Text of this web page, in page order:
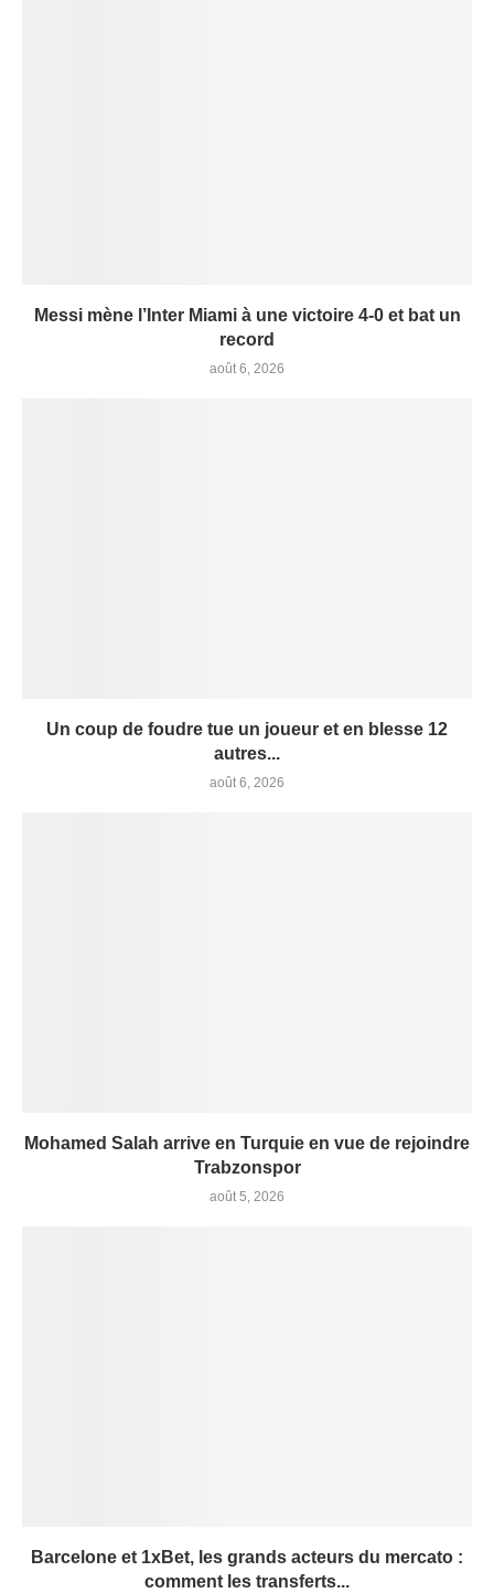
Messi mène l’Inter Miami à une victoire 4-0 et bat un
record
août 6, 2026
Un coup de foudre tue un joueur et en blesse 12
autres...
août 6, 2026
Mohamed Salah arrive en Turquie en vue de rejoindre
Trabzonspor
août 5, 2026
Barcelone et 1xBet, les grands acteurs du mercato :
comment les transferts...